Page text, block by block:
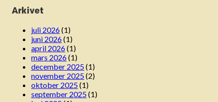
Arkivet
juli 2026(1)
juni 2026(1)
april 2026(1)
mars 2026(1)
december 2025(1)
november 2025(2)
oktober 2025(1)
september 2025(1)